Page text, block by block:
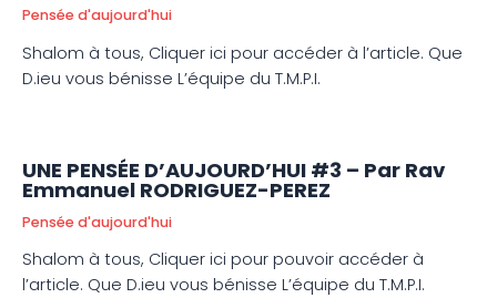
Pensée d'aujourd'hui
Shalom à tous, Cliquer ici pour accéder à l’article. Que
D.ieu vous bénisse L’équipe du T.M.P.I.
UNE PENSÉE D’AUJOURD’HUI #3 – Par Rav
Emmanuel RODRIGUEZ-PEREZ
Pensée d'aujourd'hui
Shalom à tous, Cliquer ici pour pouvoir accéder à
l’article. Que D.ieu vous bénisse L’équipe du T.M.P.I.